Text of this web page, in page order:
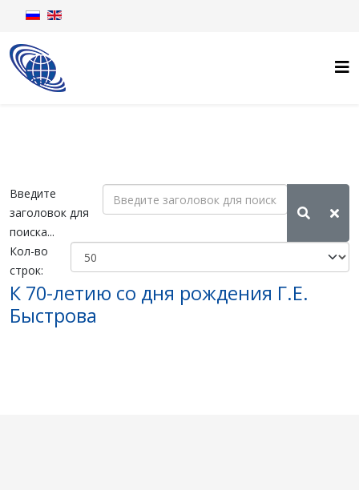
Введите
заголовок для
поиска...
Кол-во
строк:
К 70-летию со дня рождения Г.Е.
Быстрова